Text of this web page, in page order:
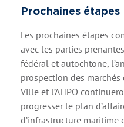
Prochaines étapes
Les prochaines étapes
avec les parties
fédéral et autochtone,
prospection des marchés
Ville et l’AHPO
progresser le plan
d’infrastructure maritime